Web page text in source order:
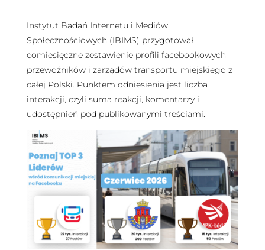
Instytut Badań Internetu i Mediów
Społecznościowych (IBIMS) przygotował
comiesięczne zestawienie profili facebookowych
przewoźników i zarządów transportu miejskiego z
całej Polski. Punktem odniesienia jest liczba
interakcji, czyli suma reakcji, komentarzy i
udostępnień pod publikowanymi treściami.